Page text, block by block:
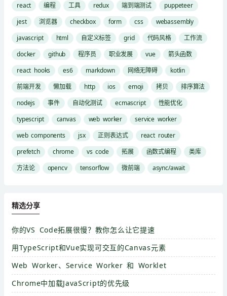
react 编程 工具 redux 端到端测试
puppeteer
jest
浏览器 checkbox form css
webassembly
javascript
html 自定义标签 grid 代码风格
工作流
docker
github 程序员 职业发展 vue
箭头函数
react hooks
es6 markdown 网络无障碍
kotlin
前端开发
懒加载 http ios emoji 拷贝
排序算法
nodejs
事件 自动化测试 ecmascript
性能优化
typescript
canvas web worker
service worker
web components
jsx 正则表达式
react router
prefetch
chrome vs code 拓展 函数式编程
类库
方法论
opencv tensorflow 微前端 async/await
精选分享
你的VS Code拓展很慢？教你怎么让它提速
用TypeScript和Vue实现可交互的Canvas元素
Web Worker、Service Worker 和 Worklet
Chrome中加载JavaScript的优先级